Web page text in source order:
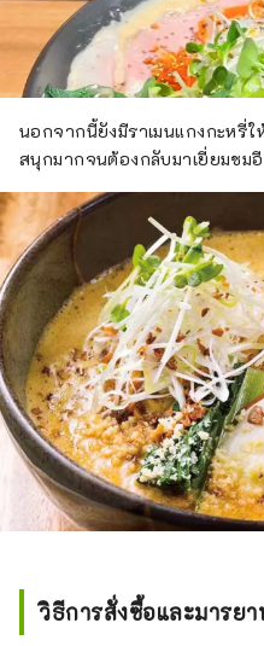
นอกจากนี้ยังมีราเมนแกงกะหรี่
สนุกมากจนต้องกลับมาเยี่ยมชม
วิธีการสั่งซื้อและมารยา